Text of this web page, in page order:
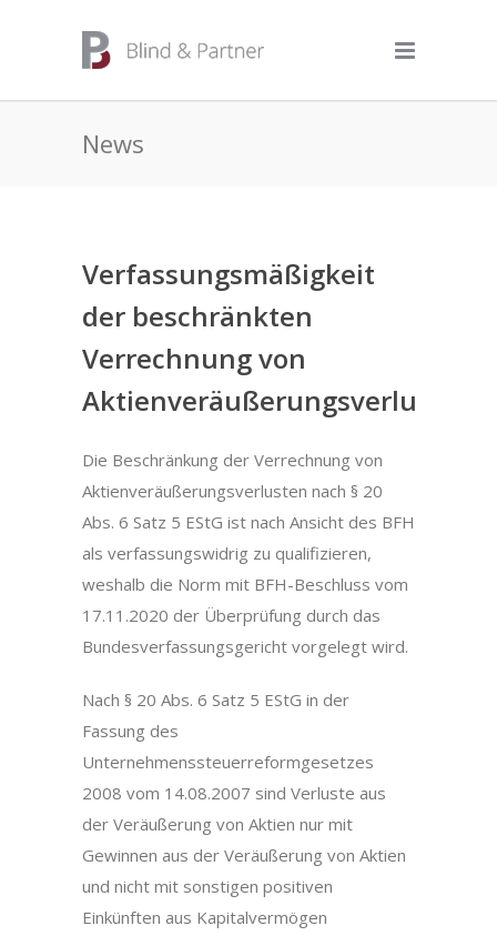
News
Verfassungsmäßigkeit
der beschränkten
Verrechnung von
Aktienveräußerungsverlusten
Die Beschränkung der Verrechnung von
Aktienveräußerungsverlusten nach § 20
Abs. 6 Satz 5 EStG ist nach Ansicht des BFH
als verfassungswidrig zu qualifizieren,
weshalb die Norm mit BFH-Beschluss vom
17.11.2020 der Überprüfung durch das
Bundesverfassungsgericht vorgelegt wird.
Nach § 20 Abs. 6 Satz 5 EStG in der
Fassung des
Unternehmenssteuerreformgesetzes
2008 vom 14.08.2007 sind Verluste aus
der Veräußerung von Aktien nur mit
Gewinnen aus der Veräußerung von Aktien
und nicht mit sonstigen positiven
Einkünften aus Kapitalvermögen